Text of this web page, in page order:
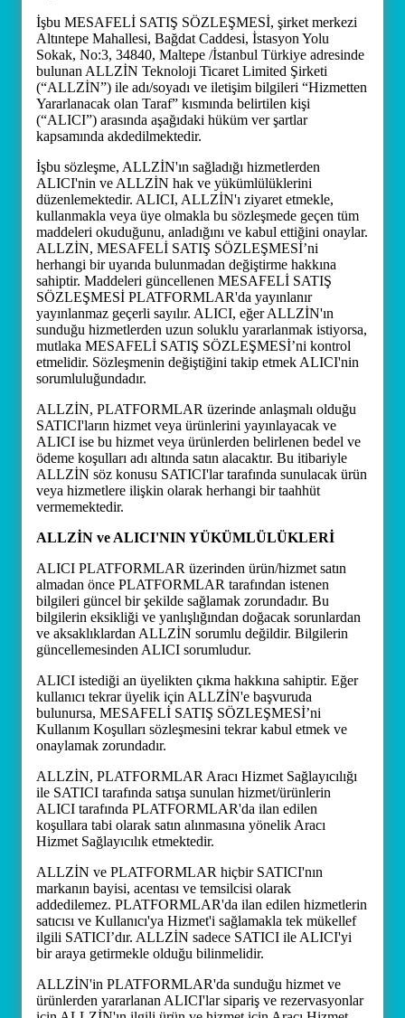
İşbu MESAFELİ SATIŞ SÖZLEŞMESİ, şirket merkezi
Altıntepe Mahallesi, Bağdat Caddesi, İstasyon Yolu
Sokak, No:3, 34840, Maltepe /İstanbul Türkiye adresinde
bulunan ALLZİN Teknoloji Ticaret Limited Şirketi
(“ALLZİN”) ile adı/soyadı ve iletişim bilgileri “Hizmetten
Yararlanacak olan Taraf” kısmında belirtilen kişi
(“ALICI”) arasında aşağıdaki hüküm ver şartlar
kapsamında akdedilmektedir.
İşbu sözleşme, ALLZİN'ın sağladığı hizmetlerden
ALICI'nin ve ALLZİN hak ve yükümlülüklerini
düzenlemektedir. ALICI, ALLZİN'ı ziyaret etmekle,
kullanmakla veya üye olmakla bu sözleşmede geçen tüm
maddeleri okuduğunu, anladığını ve kabul ettiğini onaylar.
ALLZİN, MESAFELİ SATIŞ SÖZLEŞMESİ’ni
herhangi bir uyarıda bulunmadan değiştirme hakkına
sahiptir. Maddeleri güncellenen MESAFELİ SATIŞ
SÖZLEŞMESİ PLATFORMLAR'da yayınlanır
yayınlanmaz geçerli sayılır. ALICI, eğer ALLZİN'ın
sunduğu hizmetlerden uzun soluklu yararlanmak istiyorsa,
mutlaka MESAFELİ SATIŞ SÖZLEŞMESİ’ni kontrol
etmelidir. Sözleşmenin değiştiğini takip etmek ALICI'nin
sorumluluğundadır.
ALLZİN, PLATFORMLAR üzerinde anlaşmalı olduğu
SATICI'ların hizmet veya ürünlerini yayınlayacak ve
ALICI ise bu hizmet veya ürünlerden belirlenen bedel ve
ödeme koşulları adı altında satın alacaktır. Bu itibariyle
ALLZİN söz konusu SATICI'lar tarafında sunulacak ürün
veya hizmetlere ilişkin olarak herhangi bir taahhüt
vermemektedir.
ALLZİN ve ALICI'NIN YÜKÜMLÜLÜKLERİ
ALICI PLATFORMLAR üzerinden ürün/hizmet satın
almadan önce PLATFORMLAR tarafından istenen
bilgileri güncel bir şekilde sağlamak zorundadır. Bu
bilgilerin eksikliği ve yanlışlığından doğacak sorunlardan
ve aksaklıklardan ALLZİN sorumlu değildir. Bilgilerin
güncellemesinden ALICI sorumludur.
ALICI istediği an üyelikten çıkma hakkına sahiptir. Eğer
kullanıcı tekrar üyelik için ALLZİN'e başvuruda
bulunursa, MESAFELİ SATIŞ SÖZLEŞMESİ’ni
Kullanım Koşulları sözleşmesini tekrar kabul etmek ve
onaylamak zorundadır.
ALLZİN, PLATFORMLAR Aracı Hizmet Sağlayıcılığı
ile SATICI tarafında satışa sunulan hizmet/ürünlerin
ALICI tarafında PLATFORMLAR'da ilan edilen
koşullara tabi olarak satın alınmasına yönelik Aracı
Hizmet Sağlayıcılık etmektedir.
ALLZİN ve PLATFORMLAR hiçbir SATICI'nın
markanın bayisi, acentası ve temsilcisi olarak
addedilemez. PLATFORMLAR'da ilan edilen hizmetlerin
satıcısı ve Kullanıcı'ya Hizmet'i sağlamakla tek mükellef
ilgili SATICI’dır. ALLZİN sadece SATICI ile ALICI'yi
bir araya getirmekle olduğu bilinmelidir.
ALLZİN'in PLATFORMLAR'da sunduğu hizmet ve
ürünlerden yararlanan ALICI'lar sipariş ve rezervasyonlar